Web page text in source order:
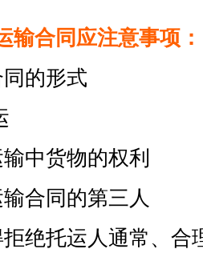
输合同应注意事项：
的形式
中货物的权利
合同的第三人
绝托运人通常、合